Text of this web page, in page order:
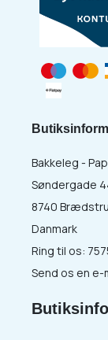
Bakkeleg -
Søndergade
8740
Danmark
Ring til os:
Send os en e-